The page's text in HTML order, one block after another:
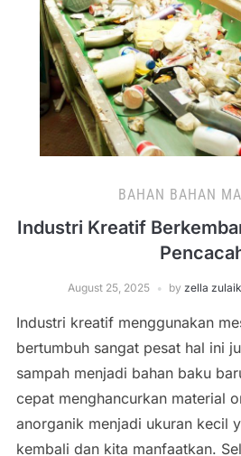
BAHAN BAHAN
Industri Kreatif
August 25, 2025 by zella
Industri kreatif menggunakan
bertumbuh sangat pesat hal ini
sampah menjadi bahan baku
cepat menghancurkan material
anorganik menjadi ukuran kecil
kembali dan kita manfaatkan.